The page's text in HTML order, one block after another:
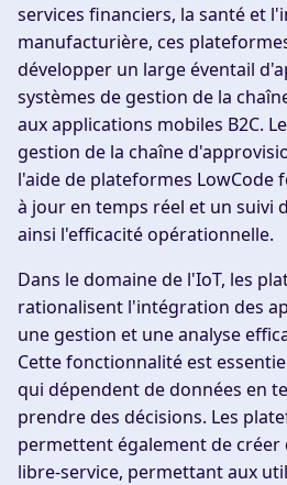
services financiers, la santé et
manufacturière, ces
développer un large éventail
systèmes de gestion de la
aux applications mobiles B2C.
gestion de la chaîne
l'aide de plateformes LowCode
à jour en temps réel et un suivi
ainsi l'efficacité opérationnelle.
Dans le domaine de l'IoT, les
rationalisent l'intégration des
une gestion et une analyse
Cette fonctionnalité est
qui dépendent de données en
prendre des décisions. Les
permettent également de créer
libre-service, permettant aux